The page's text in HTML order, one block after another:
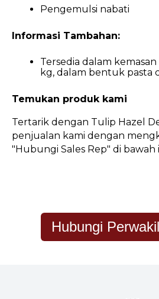
Pengemulsi nabati
Informasi Tambahan:
Tersedia dalam
kg, dalam bentuk pasta
Temukan produk kami
Tertarik dengan Tulip Hazel
penjualan kami dengan
"Hubungi Sales Rep" di bawah
Hubungi